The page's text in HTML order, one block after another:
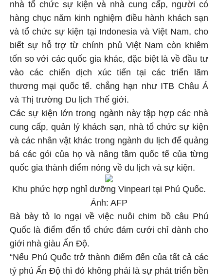
nhà tổ chức sự kiện và nhà cung cấp, người có
hàng chục năm kinh nghiệm điều hành khách sạn
và tổ chức sự kiện tại Indonesia và Việt Nam, cho
biết sự hỗ trợ từ chính phủ Việt Nam còn khiêm
tốn so với các quốc gia khác, đặc biệt là về đầu tư
vào các chiến dịch xúc tiến tại các triển lãm
thương mại quốc tế. chẳng hạn như ITB Châu Á
và Thị trường Du lịch Thế giới.
Các sự kiện lớn trong ngành này tập hợp các nhà
cung cấp, quản lý khách sạn, nhà tổ chức sự kiện
và các nhân vật khác trong ngành du lịch để quảng
bá các gói của họ và nâng tầm quốc tế của từng
quốc gia thành điểm nóng về du lịch và sự kiện.
Khu phức hợp nghỉ dưỡng Vinpearl tại Phú Quốc.
Ảnh: AFP
Bà bày tỏ lo ngại về việc nuôi chim bồ câu Phú
Quốc là điểm đến tổ chức đám cưới chỉ dành cho
giới nhà giàu Ấn Độ.
“Nếu Phú Quốc trở thành điểm đến của tất cả các
tỷ phú Ấn Độ thì đó không phải là sự phát triển bền